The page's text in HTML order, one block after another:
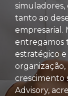
simuladores,
tanto ao
empresarial.
entregamos
estratégico
crescimento
Advisory,